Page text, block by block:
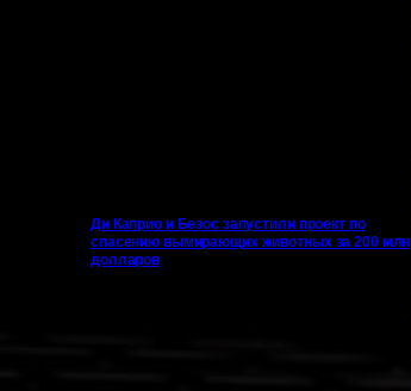
Ди Каприо и Безос запустили проект по
спасению вымирающих животных за 200 млн
долларов